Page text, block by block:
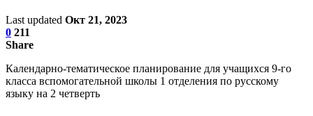
Last updated Окт 21, 2023
0 211
Share
Календарно-тематическое планирование для учащихся 9-го
класса вспомогательной школы 1 отделения по русскому
языку на 2 четверть